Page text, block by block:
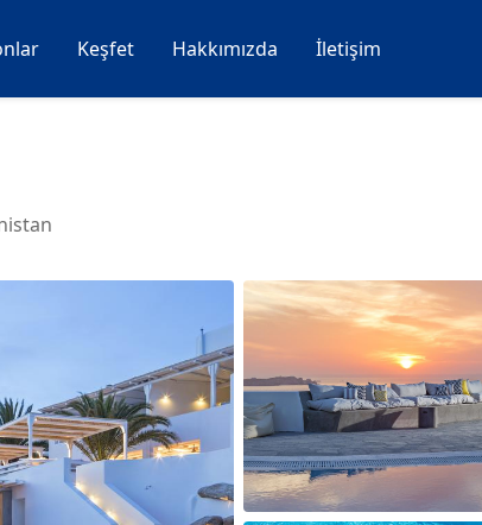
Keşfet Hakkımızda İletişim